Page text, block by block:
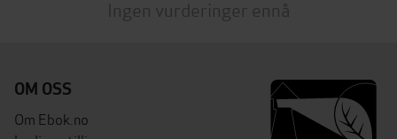
Ingen vurderinger ennå
OM OSS
Om Ebok.no